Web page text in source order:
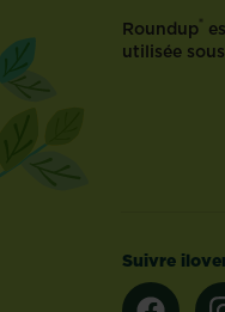
leurs
vous
Roundup®
utilisée
Suivre